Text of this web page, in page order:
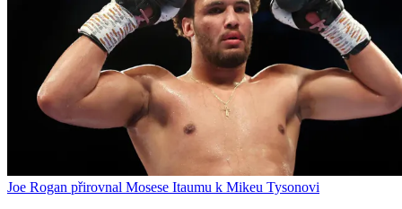
Joe Rogan přirovnal Mosese Itaumu k Mikeu Tysonovi